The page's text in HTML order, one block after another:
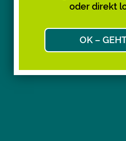
Max &
Ok, weiter
oder direkt
OK –